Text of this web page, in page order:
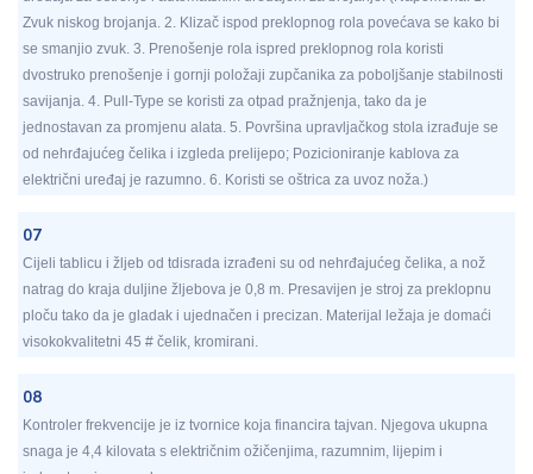
Zvuk niskog brojanja. 2. Klizač ispod preklopnog rola povećava se kako bi
se smanjio zvuk. 3. Prenošenje rola ispred preklopnog rola koristi
dvostruko prenošenje i gornji položaji zupčanika za poboljšanje stabilnosti
savijanja. 4. Pull-Type se koristi za otpad pražnjenja, tako da je
jednostavan za promjenu alata. 5. Površina upravljačkog stola izrađuje se
od nehrđajućeg čelika i izgleda prelijepo; Pozicioniranje kablova za
električni uređaj je razumno. 6. Koristi se oštrica za uvoz noža.)
07
Cijeli tablicu i žljeb od tdisrada izrađeni su od nehrđajućeg čelika, a nož
natrag do kraja duljine žljebova je 0,8 m. Presavijen je stroj za preklopnu
ploču tako da je gladak i ujednačen i precizan. Materijal ležaja je domaći
visokokvalitetni 45 # čelik, kromirani.
08
Kontroler frekvencije je iz tvornice koja financira tajvan. Njegova ukupna
snaga je 4,4 kilovata s električnim ožičenjima, razumnim, lijepim i